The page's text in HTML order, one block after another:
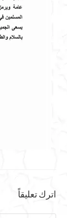
اترك تعليقاً